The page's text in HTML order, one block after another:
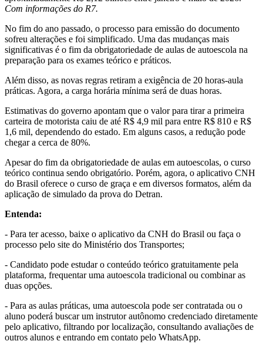
Com informações do R7.
No fim do ano passado, o processo para emissão do documento
sofreu alterações e foi simplificado. Uma das mudanças mais
significativas é o fim da obrigatoriedade de aulas de autoescola na
preparação para os exames teórico e práticos.
Além disso, as novas regras retiram a exigência de 20 horas-aula
práticas. Agora, a carga horária mínima será de duas horas.
Estimativas do governo apontam que o valor para tirar a primeira
carteira de motorista caiu de até R$ 4,9 mil para entre R$ 810 e R$
1,6 mil, dependendo do estado. Em alguns casos, a redução pode
chegar a cerca de 80%.
Apesar do fim da obrigatoriedade de aulas em autoescolas, o curso
teórico continua sendo obrigatório. Porém, agora, o aplicativo CNH
do Brasil oferece o curso de graça e em diversos formatos, além da
aplicação de simulado da prova do Detran.
Entenda:
- Para ter acesso, baixe o aplicativo da CNH do Brasil ou faça o
processo pelo site do Ministério dos Transportes;
- Candidato pode estudar o conteúdo teórico gratuitamente pela
plataforma, frequentar uma autoescola tradicional ou combinar as
duas opções.
- Para as aulas práticas, uma autoescola pode ser contratada ou o
aluno poderá buscar um instrutor autônomo credenciado diretamente
pelo aplicativo, filtrando por localização, consultando avaliações de
outros alunos e entrando em contato pelo WhatsApp.